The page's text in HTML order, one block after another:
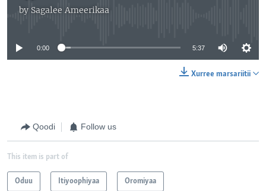
by Sagalee Ameerikaa
No media source currently available
0:00 5:37
Xurree marsariitii
Qoodi Follow us
This item is part of
Oduu Itiyoophiyaa Oromiyaa